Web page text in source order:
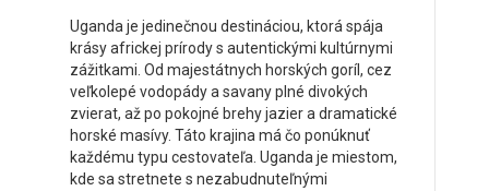
Uganda je jedinečnou destináciou, ktorá spája
krásy africkej prírody s autentickými kultúrnymi
zážitkami. Od majestátnych horských goríl, cez
veľkolepé vodopády a savany plné divokých
zvierat, až po pokojné brehy jazier a dramatické
horské masívy. Táto krajina má čo ponúknuť
každému typu cestovateľa. Uganda je miestom,
kde sa stretnete s nezabudnuteľnými